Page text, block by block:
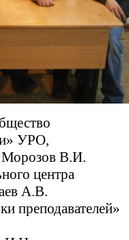
УРО,
Морозов В.И.
центра
А.В.
преподавателей»